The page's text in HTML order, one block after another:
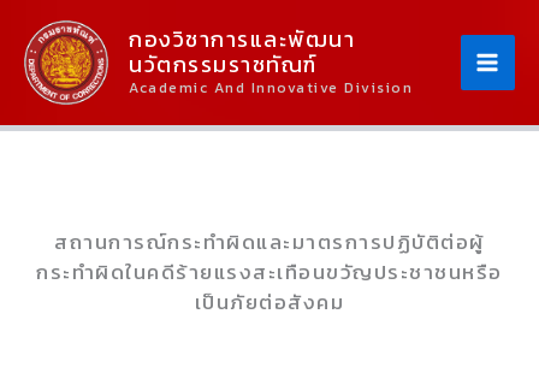
Content
Content
กองวิชาการและพัฒนา
นวัตกรรมราชทัณฑ์
Academic And Innovative Division
สถานการณ์กระทำผิดและมาตรการปฏิบัติต่อผู้
กระทำผิดในคดีร้ายแรงสะเทือนขวัญประชาชนหรือ
เป็นภัยต่อสังคม